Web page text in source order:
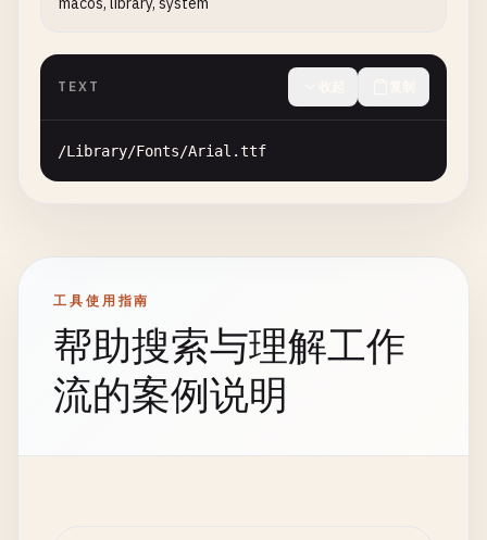
TEXT
/Library/Fonts/Arial .ttf
工具使用指南
帮助搜索与理解工作
流的案例说明